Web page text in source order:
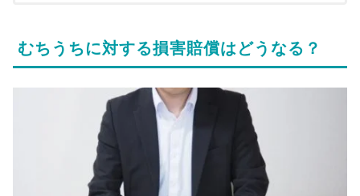
むちうちに対する損害賠償はどうなる？